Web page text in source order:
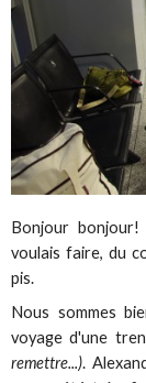
Bonjour
voulais faire, du
pis.
Nous sommes
voyage d'une
remettre...).